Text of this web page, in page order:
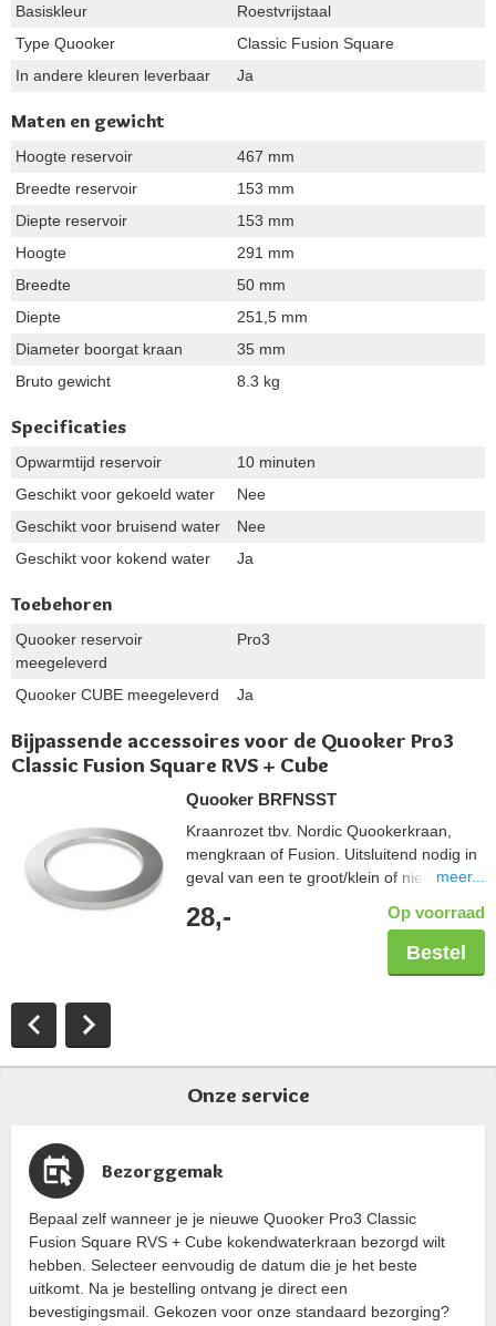
Basiskleur
Roestvrijstaal
Type Quooker
Classic Fusion Square
In andere kleuren leverbaar
Ja
Maten en gewicht
Hoogte reservoir
467 mm
Breedte reservoir
153 mm
Diepte reservoir
153 mm
Hoogte
291 mm
Breedte
50 mm
Diepte
251,5 mm
Diameter boorgat kraan
35 mm
Bruto gewicht
8.3 kg
Specificaties
Opwarmtijd reservoir
10 minuten
Geschikt voor gekoeld water
Nee
Geschikt voor bruisend water
Nee
Geschikt voor kokend water
Ja
Toebehoren
Quooker reservoir
meegeleverd
Pro3
Quooker CUBE meegeleverd Ja
Bijpassende accessoires voor de Quooker Pro3
Classic Fusion Square RVS + Cube
Quooker BRFNSST
Kraanrozet tbv. Nordic Quookerkraan,
mengkraan of Fusion. Uitsluitend nodig in
geval van een te groot/klein of niet rond
meer...
28,- Op voorraad
Bestel
Onze service
Bezorggemak
Bepaal zelf wanneer je je nieuwe Quooker Pro3 Classic
Fusion Square RVS + Cube kokendwaterkraan bezorgd wilt
hebben. Selecteer eenvoudig de datum die je het beste
uitkomt. Na je bestelling ontvang je direct een
bevestigingsmail. Gekozen voor onze standaard bezorging?